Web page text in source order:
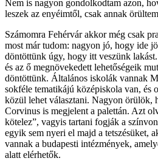
Nem is nagyon gondolkodtam azon,
leszek az enyéimtől, csak annak
Számomra Fehérvár akkor még csak
most már tudom: nagyon jó, hogy ide
döntöttünk úgy, hogy itt veszünk
és az ő megnövekedett lehetőségeik
döntöttünk. Általános iskolák vannak
sokféle tematikájú középiskola van, és
közül lehet választani. Nagyon örülök,
Corvinus is megjelent a palettán. Azt
kötelez”, vagyis tartani fogják a
egyik sem nyeri el majd a tetszésüket,
vannak a budapesti intézmények,
alatt elérhetők.